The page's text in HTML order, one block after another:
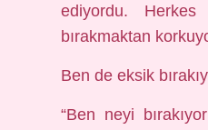
ediyordu.
bırakmaktan
Ben de eksik
“Ben neyi